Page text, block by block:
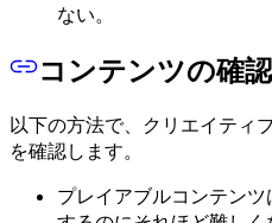
ない。
コンテンツの確認
以下の方法で、クリエイティ
を確認します。
プレイアブルコンテン